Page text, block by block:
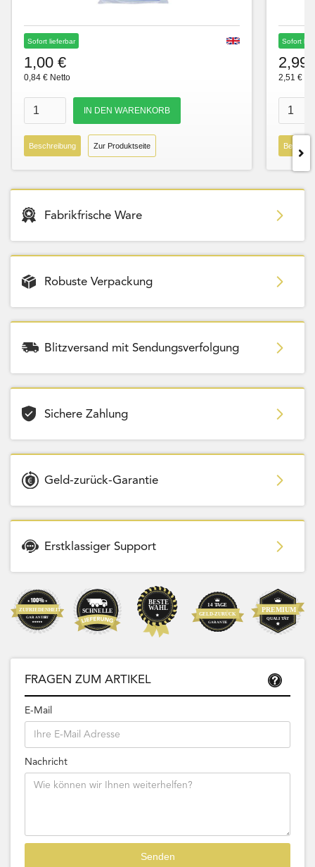
Sofort lieferbar
1,00 €
0,84 € Netto
Beschreibung Zur Produktseite
Sofort
2,99
2,51 €
Fabrikfrische Ware
Robuste Verpackung
Blitzversand mit Sendungsverfolgung
Sichere Zahlung
Geld-zurück-Garantie
Erstklassiger Support
FRAGEN ZUM ARTIKEL
E-Mail
Nachricht